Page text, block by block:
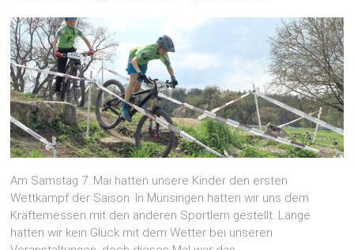
Am Samstag 7. Mai hatten unsere Kinder den ersten
Wettkampf der Saison. In Münsingen hatten wir uns dem
Kräftemessen mit den anderen Sportlern gestellt. Lange
hatten wir kein Glück mit dem Wetter bei unseren